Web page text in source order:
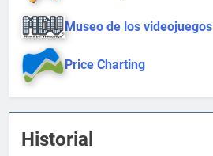
Museo de los videojuegos
Price Charting
Historial